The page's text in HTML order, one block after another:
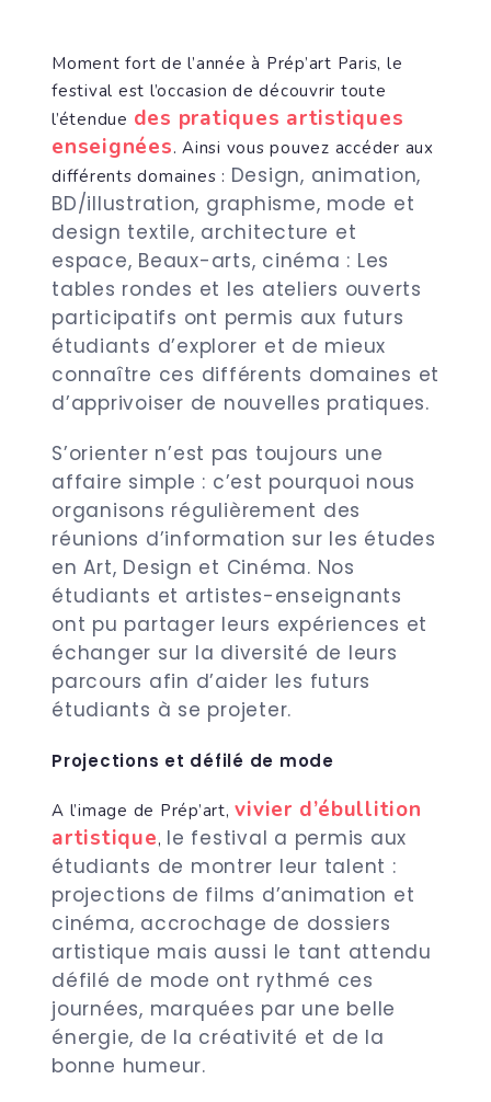
Moment fort de l’année à Prép’art Paris, le
festival est l’occasion de découvrir toute
l’étendue des pratiques artistiques
enseignées. Ainsi vous pouvez accéder aux
différents domaines : Design, animation,
BD/illustration, graphisme, mode et
design textile, architecture et
espace, Beaux-arts, cinéma : Les
tables rondes et les ateliers ouverts
participatifs ont permis aux futurs
étudiants d’explorer et de mieux
connaître ces différents domaines et
d’apprivoiser de nouvelles pratiques.
S’orienter n’est pas toujours une
affaire simple : c’est pourquoi nous
organisons régulièrement des
réunions d’information sur les études
en Art, Design et Cinéma. Nos
étudiants et artistes-enseignants
ont pu partager leurs expériences et
échanger sur la diversité de leurs
parcours afin d’aider les futurs
étudiants à se projeter.
Projections et défilé de mode
A l’image de Prép’art,vivier d’ébullition
artistique, le festival a permis aux
étudiants de montrer leur talent :
projections de films d’animation et
cinéma, accrochage de dossiers
artistique mais aussi le tant attendu
défilé de mode ont rythmé ces
journées, marquées par une belle
énergie, de la créativité et de la
bonne humeur.